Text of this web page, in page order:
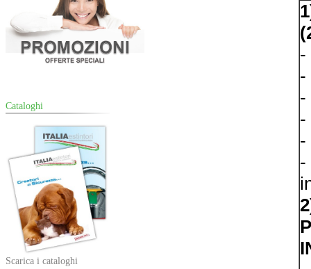
Cataloghi
Scarica i cataloghi
-
-
-
-
-
-